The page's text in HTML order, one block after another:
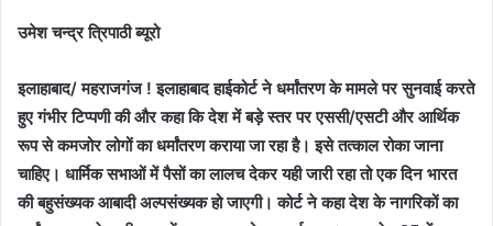
उमेश चन्द्र त्रिपाठी ब्यूरो
इलाहाबाद/ महराजगंज ! इलाहाबाद हाईकोर्ट ने धर्मांतरण के मामले पर सुनवाई करते
हुए गंभीर टिप्पणी की और कहा कि देश में बड़े स्तर पर एससी/एसटी और आर्थिक
रूप से कमजोर लोगों का धर्मांतरण कराया जा रहा है। इसे तत्काल रोका जाना
चाहिए। धार्मिक सभाओं में पैसों का लालच देकर यही जारी रहा तो एक दिन भारत
की बहुसंख्यक आबादी अल्पसंख्यक हो जाएगी। कोर्ट ने कहा देश के नागरिकों का